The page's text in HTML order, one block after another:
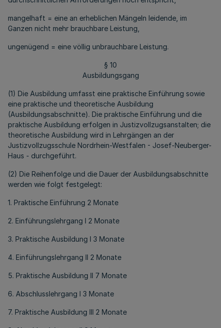
mangelhaft = eine an erheblichen Mängeln leidende, im
Ganzen nicht mehr brauchbare Leistung,
ungenügend = eine völlig unbrauchbare Leistung.
§ 10
Ausbildungsgang
(1) Die Ausbildung umfasst eine praktische Einführung sowie
eine praktische und theoretische Ausbildung
(Ausbildungsabschnitte). Die praktische Einführung und die
praktische Ausbildung erfolgen in Justizvollzugsanstalten; die
theoretische Ausbildung wird in Lehrgängen an der
Justizvollzugsschule Nordrhein-Westfalen - Josef-Neuberger-
Haus - durchgeführt.
(2) Die Reihenfolge und die Dauer der Ausbildungsabschnitte
werden wie folgt festgelegt:
1. Praktische Einführung 2 Monate
2. Einführungslehrgang I 2 Monate
3. Praktische Ausbildung I 3 Monate
4. Einführungslehrgang II 2 Monate
5. Praktische Ausbildung II 7 Monate
6. Abschlusslehrgang I 3 Monate
7. Praktische Ausbildung III 2 Monate